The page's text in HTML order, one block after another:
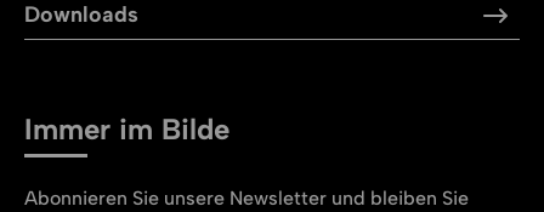
Downloads
Immer im Bilde
Abonnieren Sie unsere Newsletter und bleiben Sie